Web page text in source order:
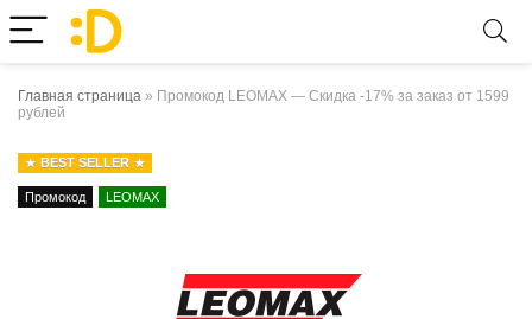
Главная страница » Промокод LEOMAX — Скидка -17% за заказ от 1599
рублей
BEST SELLER
Промокод LEOMAX